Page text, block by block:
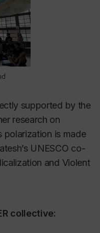
supported by the
research on
polarization is made
UNESCO co-
and Violent
collective: